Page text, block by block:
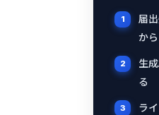
届
から
生
る
ラ